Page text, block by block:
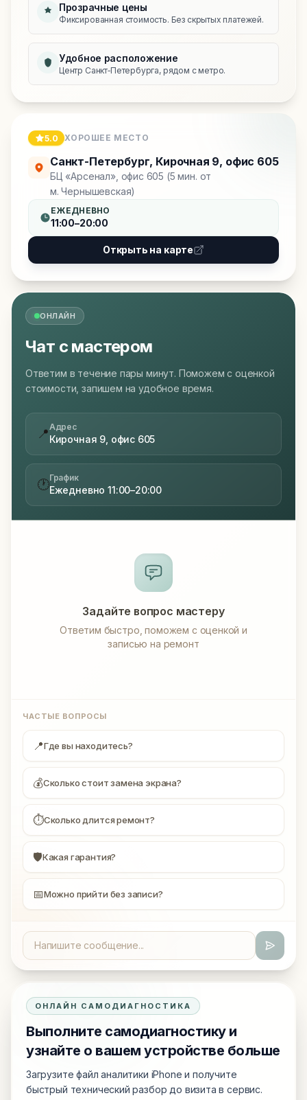
Прозрачные цены
Фиксированная стоимость. Без скрытых платежей.
Удобное расположение
Центр Санкт‑Петербурга, рядом с метро.
5.0 ХОРОШЕЕ МЕСТО
Санкт-Петербург, Кирочная 9, офис 605
БЦ «Арсенал», офис 605 (5 мин. от
м. Чернышевская)
ЕЖЕДНЕВНО
11:00–20:00
Открыть на карте
ОНЛАЙН
Чат с мастером
Ответим в течение пары минут. Поможем с оценкой
стоимости, запишем на удобное время.
📍Адрес
Кирочная 9, офис 605
🕐График
Ежедневно 11:00–20:00
Задайте вопрос мастеру
Ответим быстро, поможем с оценкой и
записью на ремонт
ЧАСТЫЕ ВОПРОСЫ
📍Где вы находитесь?
💰Сколько стоит замена экрана?
⏱Сколько длится ремонт?
🛡Какая гарантия?
📅Можно прийти без записи?
ОНЛАЙН САМОДИАГНОСТИКА
Выполните самодиагностику и
узнайте о вашем устройстве больше
Загрузите файл аналитики iPhone и получите
быстрый технический разбор до визита в сервис.